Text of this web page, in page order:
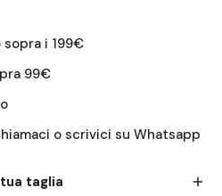
sopra i 199€
99€
o scrivici su Whatsapp
taglia